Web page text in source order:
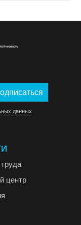
данных
центр